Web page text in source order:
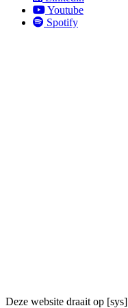
Youtube
Spotify
Deze website draait op [sys]